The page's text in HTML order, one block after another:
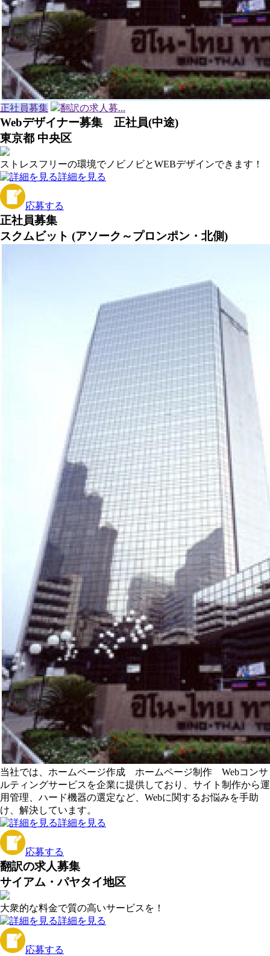
正社員募集 翻訳の求人募...
Webデザイナー募集 正社員(中途)
東京都 中央区
ストレスフリーの環境でノビノビとWEBデザインできます！
詳細を見る
応募する
正社員募集
スクムビット (アソーク～プロンポン・北側)
当社では、ホームページ作成 ホームページ制作 Webコンサ
ルティングサービスを企業に提供しており、サイト制作から運
用管理、ハード機器の選定など、Webに関するお悩みを手助
け、解決しています。
詳細を見る
応募する
翻訳の求人募集
サイアム・パヤタイ地区
大衆的な料金で質の高いサービスを！
詳細を見る
応募する